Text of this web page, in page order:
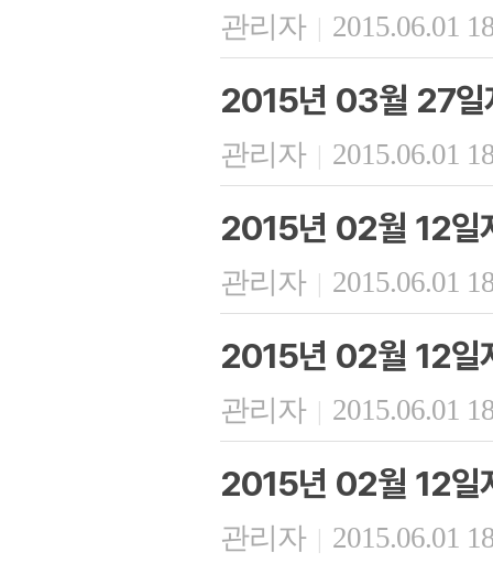
관리자 | 2015.06.01
2015년 03월 27일
관리자 | 2015.06.01
2015년 02월 12일
관리자 | 2015.06.01
2015년 02월 12일
관리자 | 2015.06.01
2015년 02월 12일
관리자 | 2015.06.01